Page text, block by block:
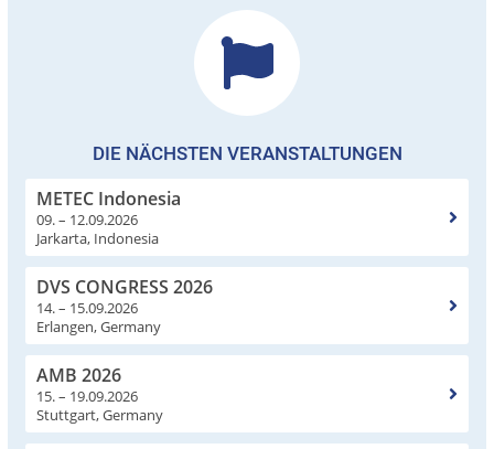
DIE NÄCHSTEN VERANSTALTUNGEN
METEC Indonesia
09. – 12.09.2026
Jarkarta, Indonesia
DVS CONGRESS 2026
14. – 15.09.2026
Erlangen, Germany
AMB 2026
15. – 19.09.2026
Stuttgart, Germany